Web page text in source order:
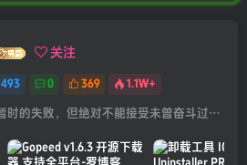
关注
493 0 369 1.1W+
可以接受暂时的失败，但绝对不能接受未曾奋斗过的自己